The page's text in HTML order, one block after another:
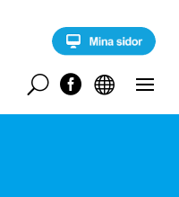


U